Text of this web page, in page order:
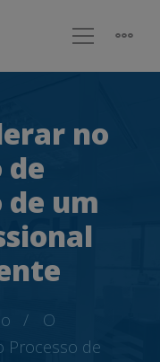
no
de
um
O
Processo de